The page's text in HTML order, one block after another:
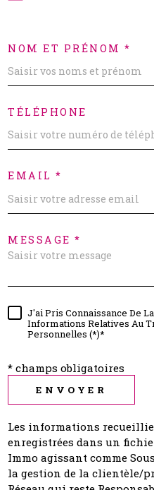
NOM ET PRÉNOM *
TÉLÉPHONE
EMAIL *
MESSAGE *
J'ai Pris Connaissance De
Informations Relatives Au
Personnelles (*)*
* champs obligatoires
ENVOYER
Les informations
enregistrées dans un
Immo agissant comme
la gestion de la clientèle/